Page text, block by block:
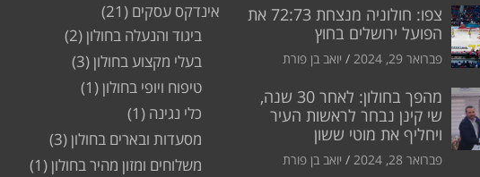
צפו: חולוניה מנצחת 72:73 את
הפועל ירושלים בחוץ
פברואר 29, 2024 יואב בן פורת
מהפך בחולון: לאחר 30 שנה,
שי קינן נבחר לראשות העיר
ויחליף את מוטי ששון
פברואר 28, 2024 יואב בן פורת
אינדקס עסקים (21)
ביגוד והנעלה בחולון(2)
בעלי מקצוע בחולון(3)
טיפוח ויופי בחולון(1)
כלי נגינה (1)
מסעדות ובארים בחולון(3)
משלוחים ומזון מהיר בחולון(1)